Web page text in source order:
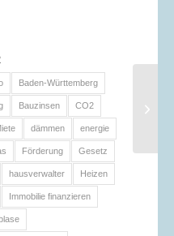
Baden-Württemberg
Bauzinsen CO2
dämmen energie
Förderung Gesetz
hausverwalter Heizen
Immobilie finanzieren